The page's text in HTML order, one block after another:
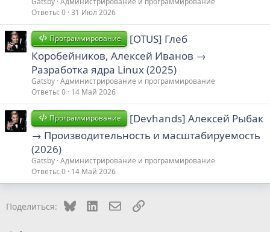
Ответы 0 31 Июл 2026
Программирование
[OTUS] Глеб
Коробейников, Алексей Иванов →
Разработка ядра Linux (2025)
Gatsby Администрирование и программирование
Ответы 0 14 Май 2026
Программирование
[Devhands] Алексей Рыбак
→ Производительность и масштабируемость
(2026)
Gatsby Администрирование и программирование
Ответы 0 14 Май 2026
Поделиться: Bluesky LinkedInЭлектронная почта
Ссылка